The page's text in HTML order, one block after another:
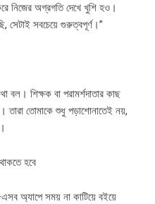
নিজের অগ্রগতি দেখে খুশি হও।
সেটাই সবচেয়ে গুরুত্বপূর্ণ।”
বল। শিক্ষক বা পরামর্শদাতার কাছ
তারা তোমাকে শুধু পড়াশোনাতেই নয়,
হবে
অ্যাপে সময় না কাটিয়ে বইয়ে